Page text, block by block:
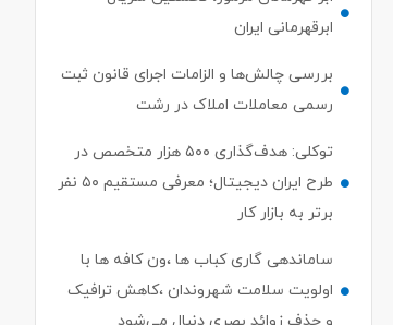
ابرقهرمانی ایران
بررسی چالش‌ها و الزامات اجرای قانون ثبت
رسمی معاملات املاک در رشت
توکلی: هدف‌گذاری ۵۰۰ هزار متخصص در
طرح ایران دیجیتال؛ معرفی مستقیم ۵۰ نفر
برتر به بازار کار
ساماندهی گاری کباب ها ،ون کافه ها با
اولویت سلامت شهروندان ،کاهش ترافیک